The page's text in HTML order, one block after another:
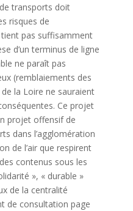
transports doit
risques de
tient pas suffisamment
d’un terminus de ligne
ne paraît pas
(remblaiements des
la Loire ne sauraient
Ce projet
projet offensif de
dans l’agglomération
de l’air que respirent
contenus sous les
», « durable »
de la centralité
de consultation page